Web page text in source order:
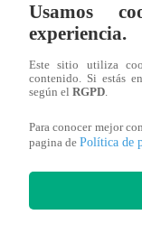
Valentina
Jenny atan
Usamos
experiencia.
Este sitio utiliza
contenido. Si estás
según el RGPD.
Para conocer mejor
pagina de Política de